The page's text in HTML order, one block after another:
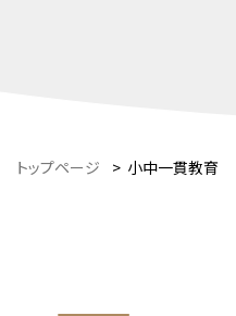
トップページ > 小中一貫教育